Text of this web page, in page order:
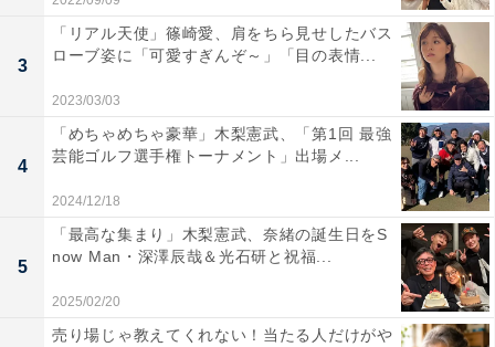
3
「リアル天使」篠崎愛、肩をちら見せしたバス
ローブ姿に「可愛すぎんぞ～」「目の表情...
2023/03/03
4
「めちゃめちゃ豪華」木梨憲武、「第1回 最強
芸能ゴルフ選手権トーナメント」出場メ...
2024/12/18
5
「最高な集まり」木梨憲武、奈緒の誕生日をS
now Man・深澤辰哉＆光石研と祝福...
2025/02/20
売り場じゃ教えてくれない！当たる人だけがや